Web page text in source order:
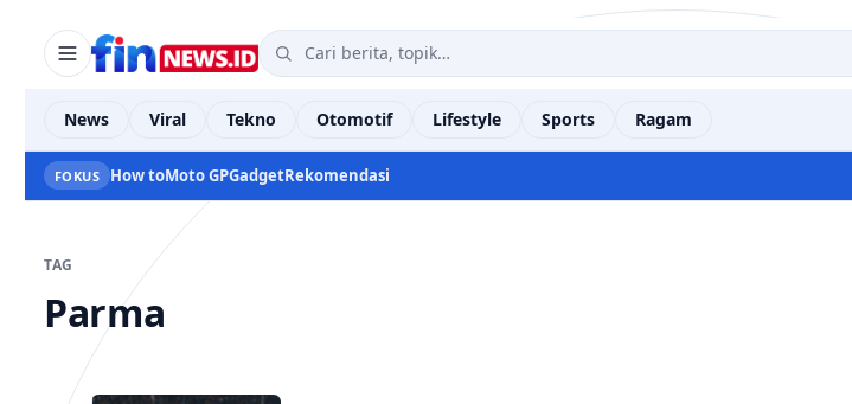
News Viral Tekno Otomotif Lifestyle Sports Ragam
FOKUS How toMoto GPGadgetRekomendasi
TAG
Parma